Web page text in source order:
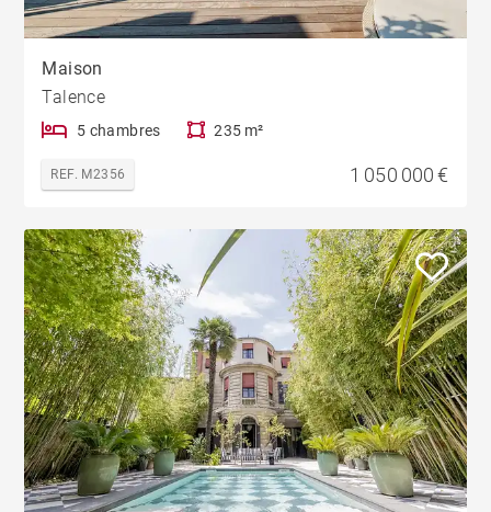
Maison
Talence
5 chambres 235 m²
REF. M2356 1 050 000 €